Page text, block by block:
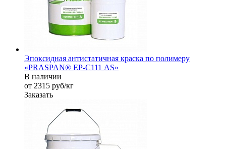
Эпоксидная антистатичная краска по полимеру
«PRASPAN® EP-С111 AS»
В наличии
от 2315 руб/кг
Заказать